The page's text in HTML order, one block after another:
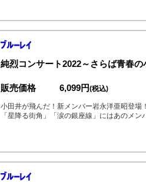
純烈コンサート2022～さらば青春の
販売価格 6,099円(税込)
小田井が飛んだ！新メンバー岩永洋亜昭登場！
「星降る街角」「涙の銀座線」にはあのメン